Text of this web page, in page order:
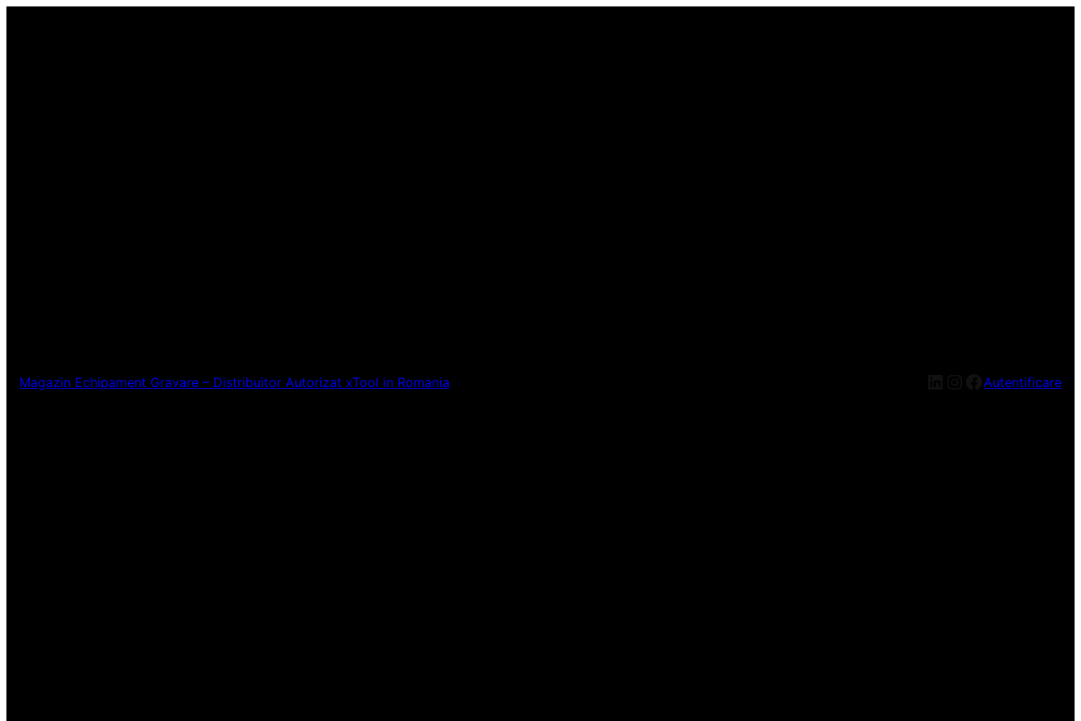
Magazin Echipament Gravare – Distribuitor Autorizat xTool in Romania LinkedIn
Instagram
Facebook
Autentificare